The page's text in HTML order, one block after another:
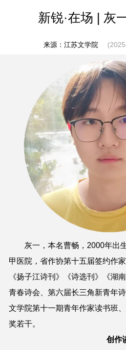
新锐·在场 | 灰
来源：江苏文学院
灰一，本名曹畅，2000年出
甲医院，省作协第十五届签约作
《扬子江诗刊》《诗选刊》《湖
青春诗会、第六届长三角新青年
文学院第十一期青年作家读书班
奖若干。
创作